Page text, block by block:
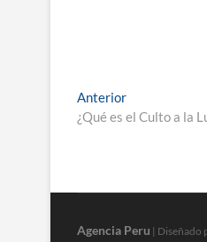
Navegación
de
AnteriorEntrada
anterior:
¿Qué es el Culto a la
Agencia Peru | Diseñado